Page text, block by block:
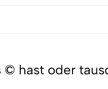
© hast oder